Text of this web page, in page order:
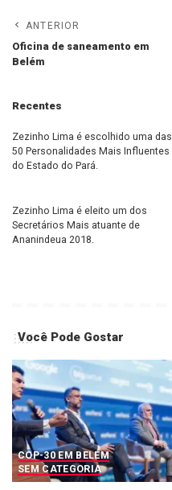
ANTERIOR
Oficina de saneamento em
Belém
Recentes
Zezinho Lima é escolhido uma das
50 Personalidades Mais Influentes
do Estado do Pará.
Zezinho Lima é eleito um dos
Secretários Mais atuante de
Ananindeua 2018.
Você Pode Gostar
COP-30 EM BELÉM
SEM CATEGORIA